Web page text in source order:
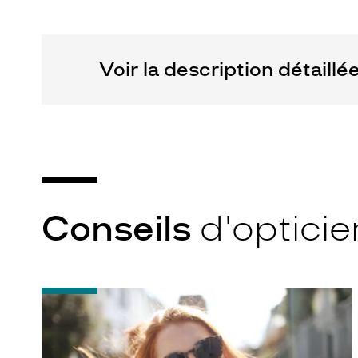
Voir la description
Conseils
-
Notice
d'utilisation
votre